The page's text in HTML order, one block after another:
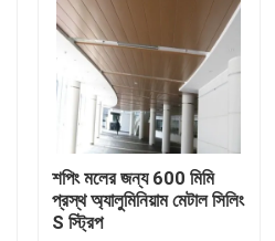
শপিং মলের জন্য 600 মিমি
প্রস্থ অ্যালুমিনিয়াম মেটাল সিলিং
S স্ট্রিপ